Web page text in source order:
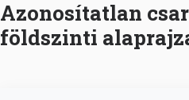
Azonosítatlan
földszinti